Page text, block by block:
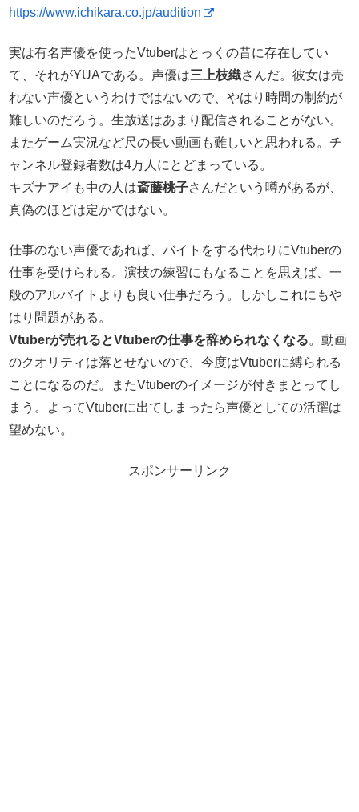
https://www.ichikara.co.jp/audition
実は有名声優を使ったVtuberはとっくの昔に存在してい
て、それがYUAである。声優は三上枝織さんだ。彼女は売
れない声優というわけではないので、やはり時間の制約が
難しいのだろう。生放送はあまり配信されることがない。
またゲーム実況など尺の長い動画も難しいと思われる。チ
ャンネル登録者数は4万人にとどまっている。
キズナアイも中の人は斎藤桃子さんだという噂があるが、
真偽のほどは定かではない。
仕事のない声優であれば、バイトをする代わりにVtuberの
仕事を受けられる。演技の練習にもなることを思えば、一
般のアルバイトよりも良い仕事だろう。しかしこれにもや
はり問題がある。
Vtuberが売れるとVtuberの仕事を辞められなくなる。動画
のクオリティは落とせないので、今度はVtuberに縛られる
ことになるのだ。またVtuberのイメージが付きまとってし
まう。よってVtuberに出てしまったら声優としての活躍は
望めない。
スポンサーリンク